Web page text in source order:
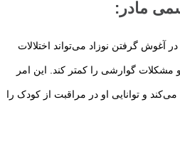
مادر :
آغوش گرفتن نوزاد می‌تواند اختلالات
گوارشی را کمتر کند. این امر
و توانایی او در مراقبت از کودک را